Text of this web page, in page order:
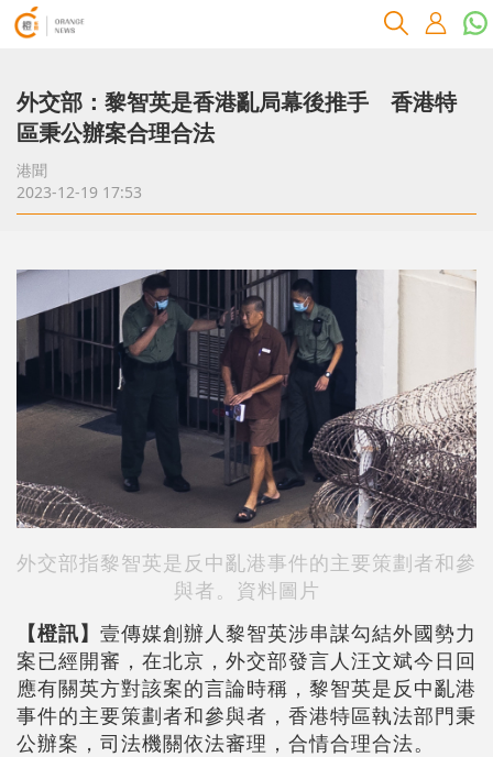
外交部：黎智英是香港亂局幕後推手 香港特
區秉公辦案合理合法
港聞
2023-12-19 17:53
外交部指黎智英是反中亂港事件的主要策劃者和參
與者。資料圖片
【橙訊】 壹傳媒創辦人黎智英涉串謀勾結外國勢力
案已經開審，在北京，外交部發言人汪文斌今日回
應有關英方對該案的言論時稱，黎智英是反中亂港
事件的主要策劃者和參與者，香港特區執法部門秉
公辦案，司法機關依法審理，合情合理合法。